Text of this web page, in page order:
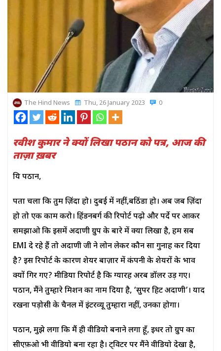
The Hind News Thu, 26 January 2023 0
रवीश कुमार ने क्यों लिखा पठान को पत्र, आज की
ताज़ा ख़बर
प्रिय पठान,
पता चला कि तुम ज़िंदा हो। दुबई में नहीं,बठिंडा हो। अब जब ज़िंदा
हो तो एक काम करो। हिंडनबर्ग की रिपोर्ट पढ़ो और पर्दे पर आकर
समझाओ कि इसमें अदाणी ग्रुप के बारे में क्या लिखा है, हम सब
EMI दे रहे हैं तो अदाणी जी ने लोन लेकर कौन सा गुनाह कर दिया
है? इस रिपोर्ट के कारण शेयर बाज़ार में कंपनी के शेयरों के भाव
क्यों गिर गए? मीडिया रिपोर्ट है कि ग्यारह अरब डॉलर उड़ गए।
पठान, मैंने तुम्हारे मिशन का नाम दिया है, ‘सुपर हिट अदाणी’। याद
रखना पड़ोसी के चैनल में इंटरव्यू तुम्हारा नहीं, उनका होगा।
पठान, मुझे लगा कि मैं ही वीडियो बनाने लगा हूँ, इधर तो ग्रुप का
सीएफ़ओ भी वीडियो बना रहा है। ट्विटर पर मैंने वीडियो देखा है,